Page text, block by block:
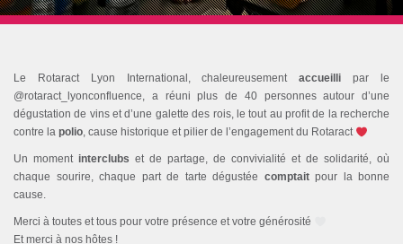
Le Rotaract Lyon International, chaleureusementaccueilli par le
@rotaract_lyonconfluence, a réuni plus de 40 personnes autour d’une
dégustation de vins et d’une galette des rois, le tout au profit de la recherche
contre la polio, cause historique et pilier de l’engagement du Rotaract
Un moment interclubs et de partage, de convivialité et de solidarité, où
chaque sourire, chaque part de tarte dégustée comptaitpour la bonne
cause.
Merci à toutes et tous pour votre présence et votre générosité
Et merci à nos hôtes !